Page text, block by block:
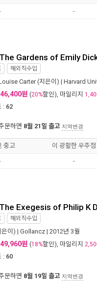
-
The Gardens of Emily
해외직수입
Carter(지은이) | Harvard
46,400원 (20%할인), 마일리지
: 62
문하면 8월 21일 출고 지역변경
중고 이 광활한 우주점
-
The Exegesis of Philip K
해외직수입
은이) | Gollancz | 2012년 3월
49,960원 (18%할인), 마일리지
: 60
문하면 8월 19일 출고 지역변경